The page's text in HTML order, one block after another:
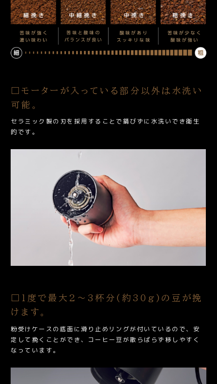
□モーターが入っている部分以外は水洗い
可能。
セラミック製の刃を採用することで錆びずに水洗いでき衛生
的です。
□１度で最大2～3杯分(約30g)の豆が挽
けます。
粉受けケースの底面に滑り止めリングが付いているので、安
定して挽くことができ、コーヒー豆が散らばらず移しやすく
なっています。